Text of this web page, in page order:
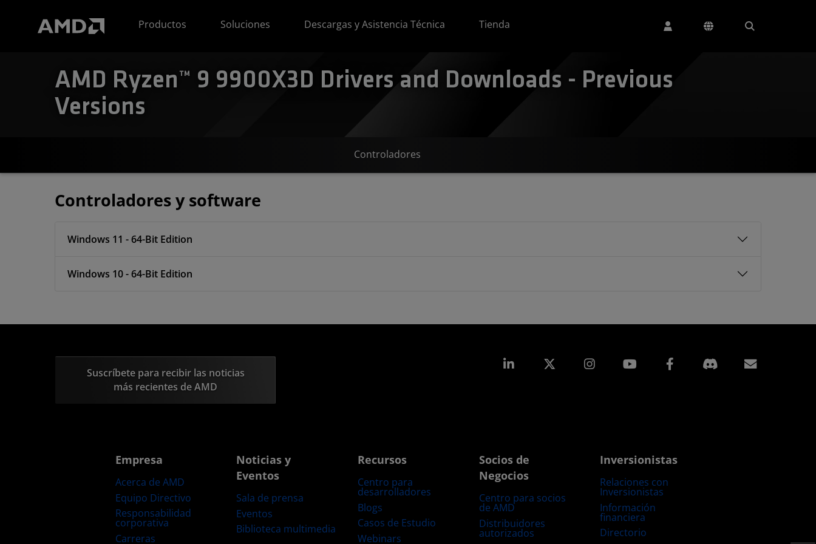
Productos
Soluciones Descargas y Asistencia Técnica Tienda
AMD Ryzen™ 9 9900X3D Drivers and Downloads - Previous
Versions
Controladores
Controladores y software
Windows 11 - 64-Bit Edition
Windows 10 - 64-Bit Edition
Suscríbete para recibir las noticias
más recientes de AMD
LinkedIn Instagram Facebook
Empresa
Acerca de AMD
Equipo Directivo
Responsabilidad
corporativa
Carreras
Noticias y
Eventos
Sala de prensa
Eventos
Biblioteca multimedia
Recursos
Centro para
desarrolladores
Blogs
Casos de Estudio
Webinars
Socios de
Negocios
Centro para socios
de AMD
Distribuidores
autorizados
Inversionistas
Relaciones con
Inversionistas
Información
financiera
Directorio